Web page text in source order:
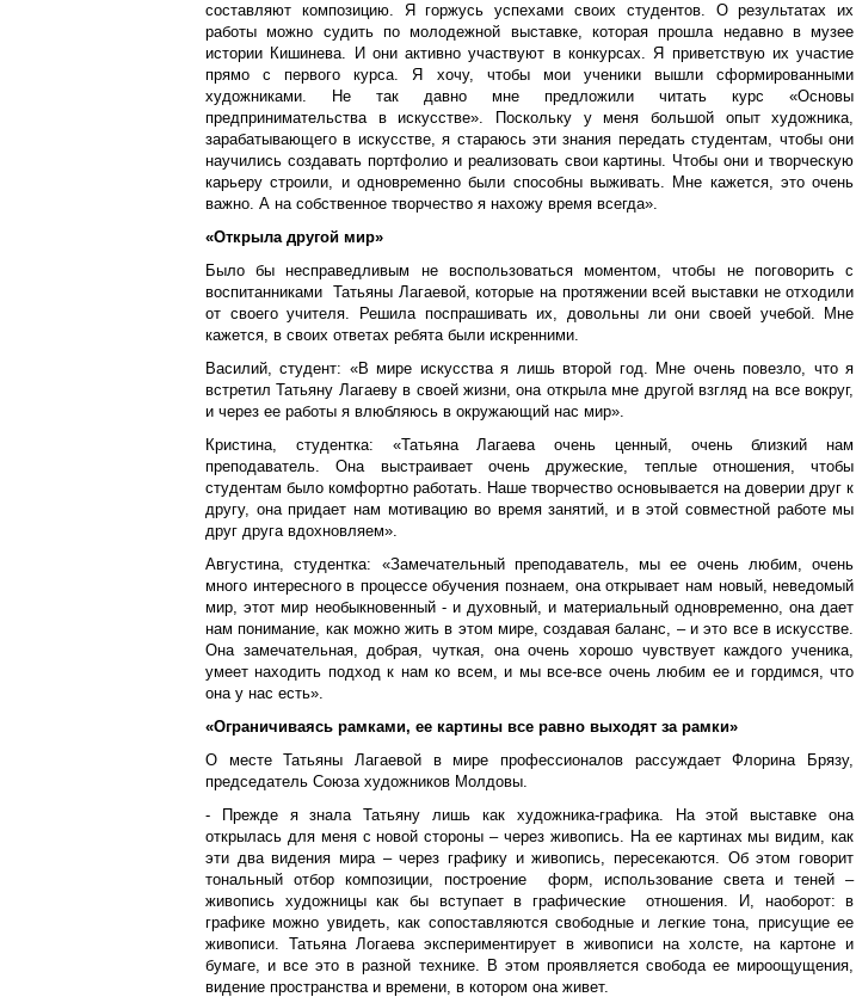
составляют композицию. Я горжусь успехами своих студентов. О результатах их
работы можно судить по молодежной выставке, которая прошла недавно в музее
истории Кишинева. И они активно участвуют в конкурсах. Я приветствую их участие
прямо с первого курса. Я хочу, чтобы мои ученики вышли сформированными
художниками. Не так давно мне предложили читать курс «Основы
предпринимательства в искусстве». Поскольку у меня большой опыт художника,
зарабатывающего в искусстве, я стараюсь эти знания передать студентам, чтобы они
научились создавать портфолио и реализовать свои картины. Чтобы они и творческую
карьеру строили, и одновременно были способны выживать. Мне кажется, это очень
важно. А на собственное творчество я нахожу время всегда».
«Открыла другой мир»
Было бы несправедливым не воспользоваться моментом, чтобы не поговорить с
воспитанниками Татьяны Лагаевой, которые на протяжении всей выставки не отходили
от своего учителя. Решила поспрашивать их, довольны ли они своей учебой. Мне
кажется, в своих ответах ребята были искренними.
Василий, студент: «В мире искусства я лишь второй год. Мне очень повезло, что я
встретил Татьяну Лагаеву в своей жизни, она открыла мне другой взгляд на все вокруг,
и через ее работы я влюбляюсь в окружающий нас мир».
Кристина, студентка: «Татьяна Лагаева очень ценный, очень близкий нам
преподаватель. Она выстраивает очень дружеские, теплые отношения, чтобы
студентам было комфортно работать. Наше творчество основывается на доверии друг к
другу, она придает нам мотивацию во время занятий, и в этой совместной работе мы
друг друга вдохновляем».
Августина, студентка: «Замечательный преподаватель, мы ее очень любим, очень
много интересного в процессе обучения познаем, она открывает нам новый, неведомый
мир, этот мир необыкновенный - и духовный, и материальный одновременно, она дает
нам понимание, как можно жить в этом мире, создавая баланс, – и это все в искусстве.
Она замечательная, добрая, чуткая, она очень хорошо чувствует каждого ученика,
умеет находить подход к нам ко всем, и мы все-все очень любим ее и гордимся, что
она у нас есть».
«Ограничиваясь рамками, ее картины все равно выходят за рамки»
О месте Татьяны Лагаевой в мире профессионалов рассуждает Флорина Брязу,
председатель Союза художников Молдовы.
- Прежде я знала Татьяну лишь как художника-графика. На этой выставке она
открылась для меня с новой стороны – через живопись. На ее картинах мы видим, как
эти два видения мира – через графику и живопись, пересекаются. Об этом говорит
тональный отбор композиции, построение форм, использование света и теней –
живопись художницы как бы вступает в графические отношения. И, наоборот: в
графике можно увидеть, как сопоставляются свободные и легкие тона, присущие ее
живописи. Татьяна Логаева экспериментирует в живописи на холсте, на картоне и
бумаге, и все это в разной технике. В этом проявляется свобода ее мироощущения,
видение пространства и времени, в котором она живет.